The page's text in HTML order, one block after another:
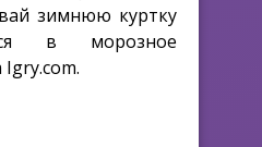
зимнюю куртку
в морозное